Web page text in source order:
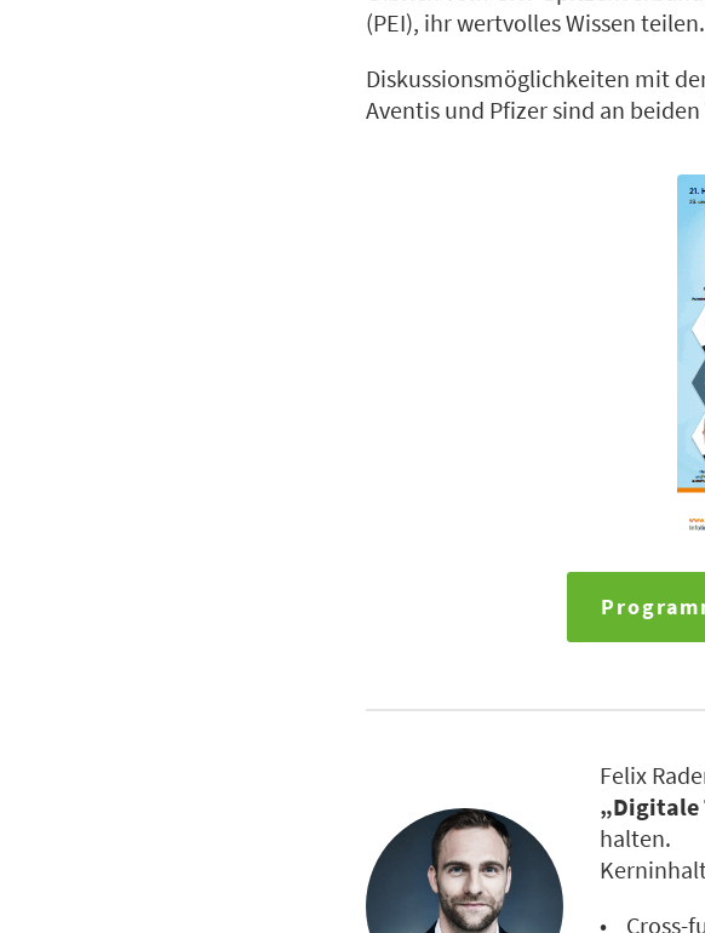
(PEI), ihr wertvolles Wissen teilen.
Diskussionsmöglichkeiten mit
Aventis und Pfizer sind an
Felix
„Digitale
halten.
• Cross-